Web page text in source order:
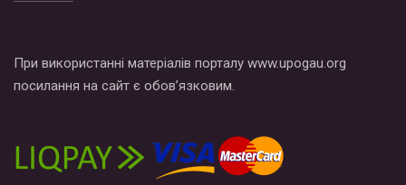
При використанні матеріалів порталу www.upogau.org
посилання на сайт є обов’язковим.